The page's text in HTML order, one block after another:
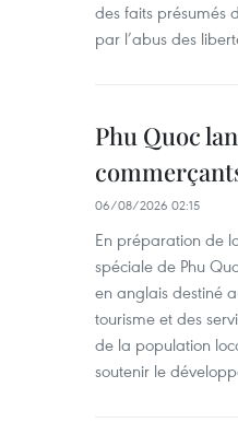
des faits présumés
par l’abus des
Phu Quoc
06/08/2026 02:15
En préparation de
spéciale de Phu
en anglais destiné
tourisme et des
de la population
soutenir le